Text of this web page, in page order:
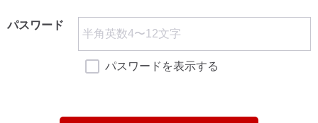
パスワード
パスワードを表示する